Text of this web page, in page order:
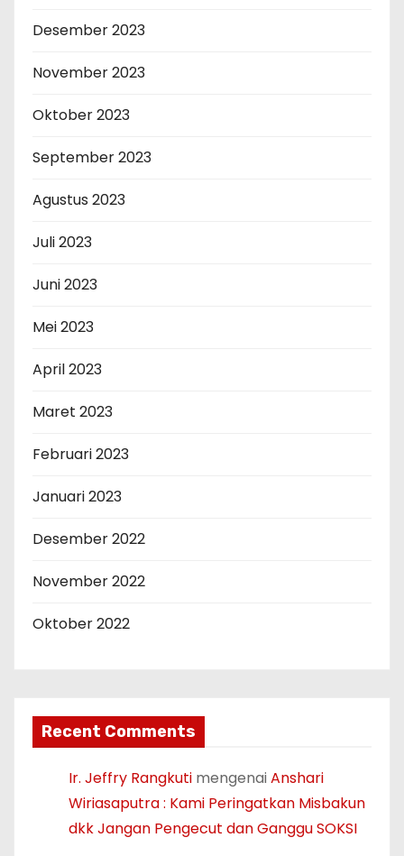
Desember 2023
November 2023
Oktober 2023
September 2023
Agustus 2023
Juli 2023
Juni 2023
Mei 2023
April 2023
Maret 2023
Februari 2023
Januari 2023
Desember 2022
November 2022
Oktober 2022
Recent Comments
Ir. Jeffry Rangkuti mengenaiAnshari
Wiriasaputra : Kami Peringatkan Misbakun
dkk Jangan Pengecut dan Ganggu SOKSI